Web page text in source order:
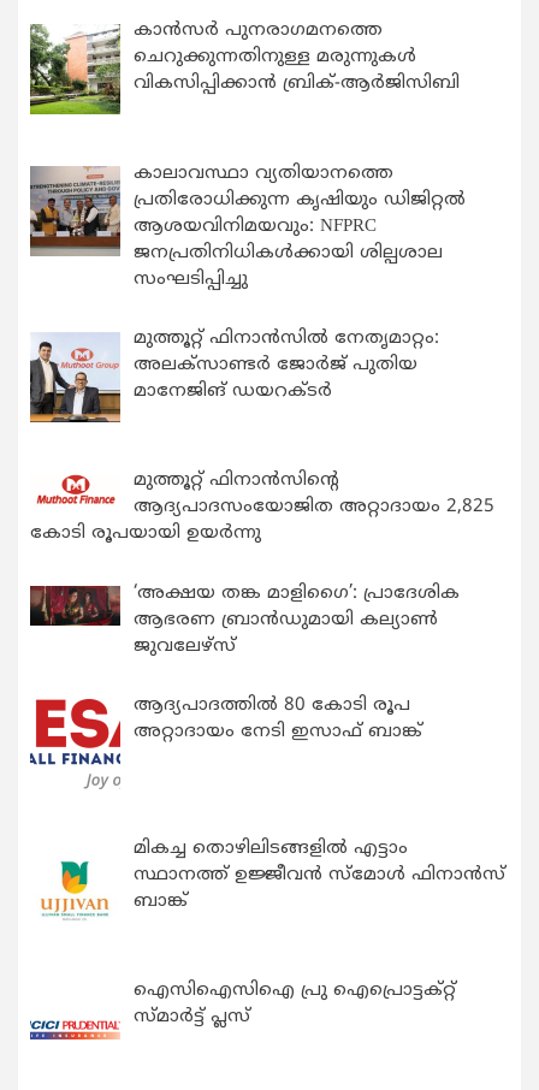
കാന്‍സര്‍ പുനരാഗമനത്തെ
ചെറുക്കുന്നതിനുള്ള മരുന്നുകള്‍
വികസിപ്പിക്കാന്‍ ബ്രിക്-ആര്‍ജിസിബി
കാലാവസ്ഥാ വ്യതിയാനത്തെ
പ്രതിരോധിക്കുന്ന കൃഷിയും ഡിജിറ്റൽ
ആശയവിനിമയവും: NFPRC
ജനപ്രതിനിധികൾക്കായി ശില്പശാല
സംഘടിപ്പിച്ചു
മുത്തൂറ്റ് ഫിനാൻസിൽ നേതൃമാറ്റം:
അലക്സാണ്ടർ ജോർജ് പുതിയ
മാനേജിങ് ഡയറക്ടർ
മുത്തൂറ്റ് ഫിനാൻസിന്റെ
ആദ്യപാദസംയോജിത അറ്റാദായം 2,825
കോടി രൂപയായി ഉയർന്നു
‘അക്ഷയ തങ്ക മാളിഗൈ’: പ്രാദേശിക
ആഭരണ ബ്രാന്‍ഡുമായി കല്യാണ്‍
ജുവലേഴ്‌സ്
ആദ്യപാദത്തിൽ 80 കോടി രൂപ
അറ്റാദായം നേടി ഇസാഫ് ബാങ്ക്
മികച്ച തൊഴിലിടങ്ങളിൽ എട്ടാം
സ്ഥാനത്ത് ഉജ്ജീവൻ സ്മോൾ ഫിനാൻസ്
ബാങ്ക്
ഐസിഐസിഐ പ്രു ഐപ്രൊട്ടക്റ്റ്
സ്മാർട്ട് പ്ലസ്